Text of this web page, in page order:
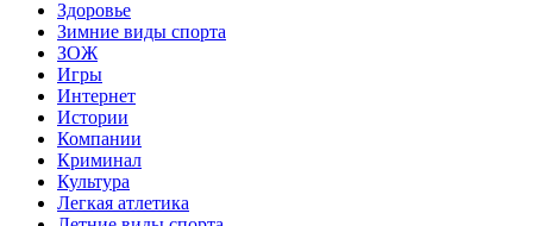
Здоровье
Зимние виды спорта
ЗОЖ
Игры
Интернет
Истории
Компании
Криминал
Культура
Легкая атлетика